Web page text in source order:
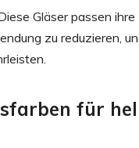
Gläser passen
zu reduzieren,
für